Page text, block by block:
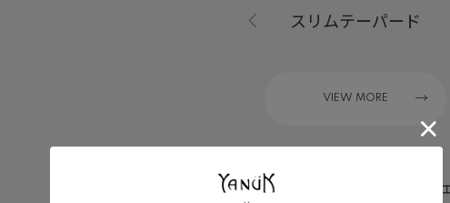
スリムテーパード
VIEW MORE
ウィメンズシルエット一覧 メンズシル